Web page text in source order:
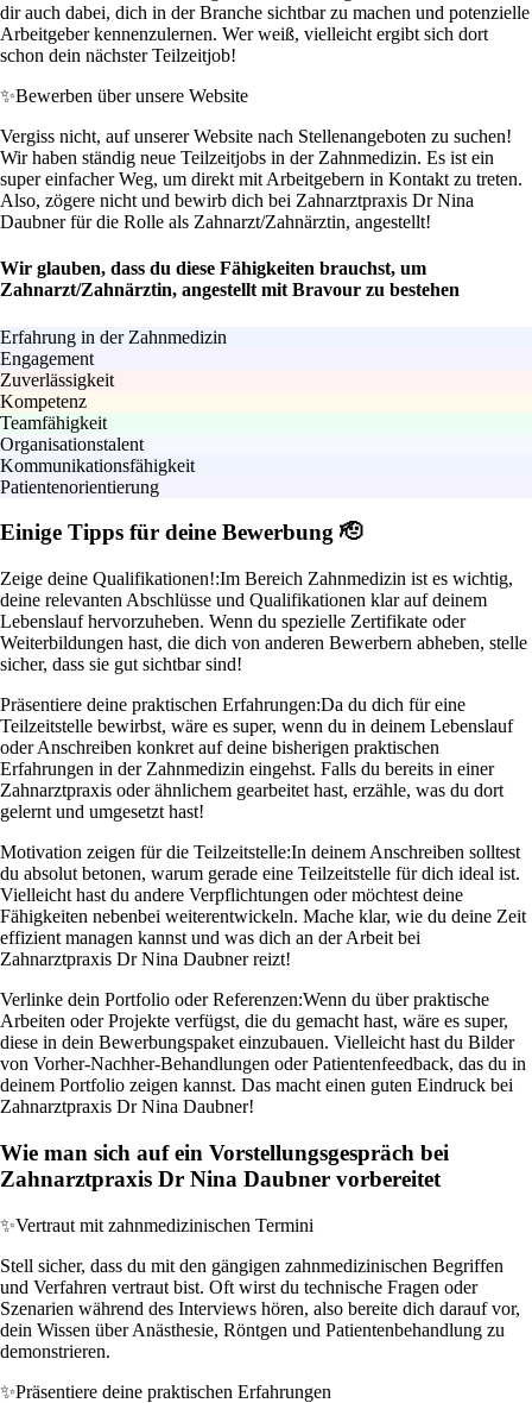
dir auch dabei, dich in der Branche sichtbar zu machen und potenzielle
Arbeitgeber kennenzulernen. Wer weiß, vielleicht ergibt sich dort
schon dein nächster Teilzeitjob!
✨Bewerben über unsere Website
Vergiss nicht, auf unserer Website nach Stellenangeboten zu suchen!
Wir haben ständig neue Teilzeitjobs in der Zahnmedizin. Es ist ein
super einfacher Weg, um direkt mit Arbeitgebern in Kontakt zu treten.
Also, zögere nicht und bewirb dich bei Zahnarztpraxis Dr Nina
Daubner für die Rolle als Zahnarzt/Zahnärztin, angestellt!
Wir glauben, dass du diese Fähigkeiten brauchst, um
Zahnarzt/Zahnärztin, angestellt mit Bravour zu bestehen
Erfahrung in der Zahnmedizin
Engagement
Zuverlässigkeit
Kompetenz
Teamfähigkeit
Organisationstalent
Kommunikationsfähigkeit
Patientenorientierung
Einige Tipps für deine Bewerbung 🫡
Zeige deine Qualifikationen!:Im Bereich Zahnmedizin ist es wichtig,
deine relevanten Abschlüsse und Qualifikationen klar auf deinem
Lebenslauf hervorzuheben. Wenn du spezielle Zertifikate oder
Weiterbildungen hast, die dich von anderen Bewerbern abheben, stelle
sicher, dass sie gut sichtbar sind!
Präsentiere deine praktischen Erfahrungen:Da du dich für eine
Teilzeitstelle bewirbst, wäre es super, wenn du in deinem Lebenslauf
oder Anschreiben konkret auf deine bisherigen praktischen
Erfahrungen in der Zahnmedizin eingehst. Falls du bereits in einer
Zahnarztpraxis oder ähnlichem gearbeitet hast, erzähle, was du dort
gelernt und umgesetzt hast!
Motivation zeigen für die Teilzeitstelle:In deinem Anschreiben solltest
du absolut betonen, warum gerade eine Teilzeitstelle für dich ideal ist.
Vielleicht hast du andere Verpflichtungen oder möchtest deine
Fähigkeiten nebenbei weiterentwickeln. Mache klar, wie du deine Zeit
effizient managen kannst und was dich an der Arbeit bei
Zahnarztpraxis Dr Nina Daubner reizt!
Verlinke dein Portfolio oder Referenzen:Wenn du über praktische
Arbeiten oder Projekte verfügst, die du gemacht hast, wäre es super,
diese in dein Bewerbungspaket einzubauen. Vielleicht hast du Bilder
von Vorher-Nachher-Behandlungen oder Patientenfeedback, das du in
deinem Portfolio zeigen kannst. Das macht einen guten Eindruck bei
Zahnarztpraxis Dr Nina Daubner!
Wie man sich auf ein Vorstellungsgespräch bei
Zahnarztpraxis Dr Nina Daubner vorbereitet
✨Vertraut mit zahnmedizinischen Termini
Stell sicher, dass du mit den gängigen zahnmedizinischen Begriffen
und Verfahren vertraut bist. Oft wirst du technische Fragen oder
Szenarien während des Interviews hören, also bereite dich darauf vor,
dein Wissen über Anästhesie, Röntgen und Patientenbehandlung zu
demonstrieren.
✨Präsentiere deine praktischen Erfahrungen